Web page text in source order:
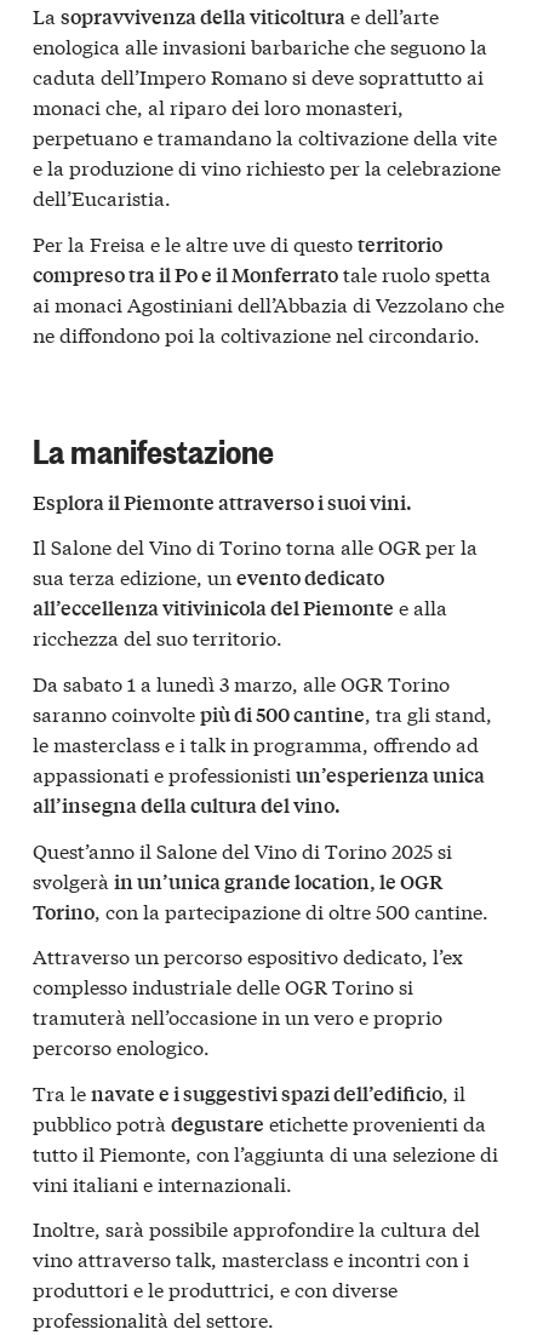
La sopravvivenza della viticolturae dell’arte
enologica alle invasioni barbariche che seguono la
caduta dell’Impero Romano si deve soprattutto ai
monaci che, al riparo dei loro monasteri,
perpetuano e tramandano la coltivazione della vite
e la produzione di vino richiesto per la celebrazione
dell’Eucaristia.
Per la Freisa e le altre uve di questoterritorio
compreso tra il Po e il Monferratotale ruolo spetta
ai monaci Agostiniani dell’Abbazia di Vezzolano che
ne diffondono poi la coltivazione nel circondario.
La manifestazione
Esplora il Piemonte attraverso i suoi vini.
Il Salone del Vino di Torino torna alle OGR per la
sua terza edizione, un evento dedicato
all’eccellenza vitivinicola del Piemonte e alla
ricchezza del suo territorio.
Da sabato 1 a lunedì 3 marzo, alle OGR Torino
saranno coinvoltepiù di 500 cantine, tra gli stand,
le masterclass e i talk in programma, offrendo ad
appassionati e professionisti un’esperienza unica
all’insegna della cultura del vino.
Quest’anno il Salone del Vino di Torino 2025 si
svolgerà in un’unica grande location, le OGR
Torino, con la partecipazione di oltre 500 cantine.
Attraverso un percorso espositivo dedicato, l’ex
complesso industriale delle OGR Torino si
tramuterà nell’occasione in un vero e proprio
percorso enologico.
Tra lenavate e i suggestivi spazi dell’edificio, il
pubblico potrà degustare etichette provenienti da
tutto il Piemonte, con l’aggiunta di una selezione di
vini italiani e internazionali.
Inoltre, sarà possibile approfondire la cultura del
vino attraverso talk, masterclass e incontri con i
produttori e le produttrici, e con diverse
professionalità del settore.